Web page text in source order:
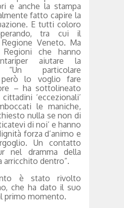
e anche la stampa
fatto capire la
E tutti coloro
tra cui il
Veneto. Ma
che hanno
aiutare la
“Un particolare
però lo voglio fare
– ha sottolineato
‘eccezionali’
le maniche,
nulla se non di
di noi’ e hanno
forza d’animo e
Un contatto
nel dramma della
arricchito dentro”.
è stato rivolto
che ha dato il suo
primo momento.